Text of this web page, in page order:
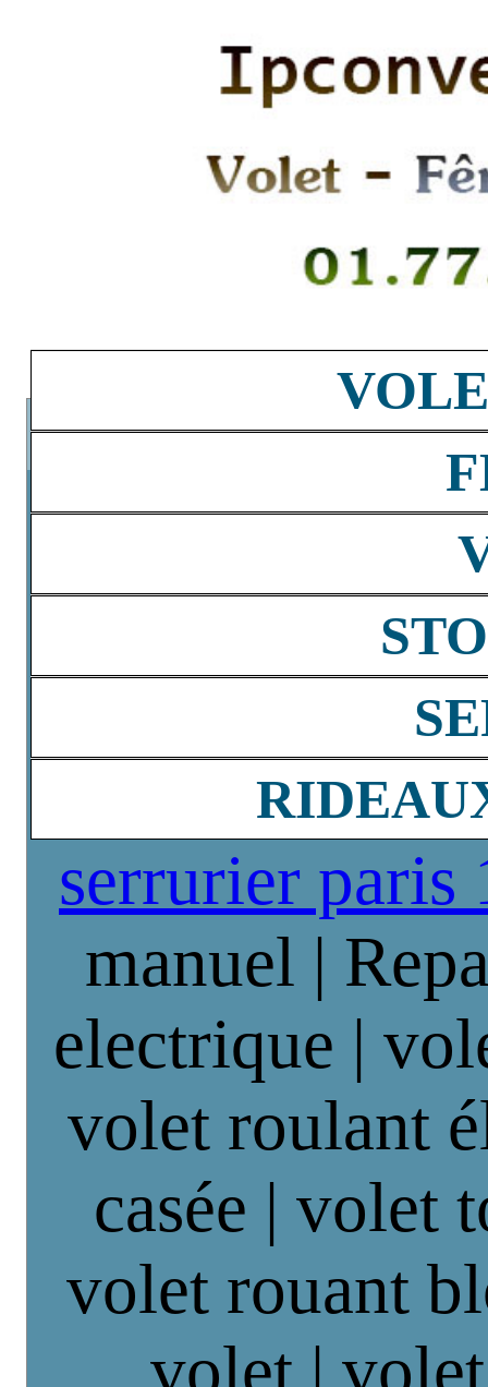
serrurier paris
manuel |
electrique |
volet roulant
casée | volet
volet rouant
volet |